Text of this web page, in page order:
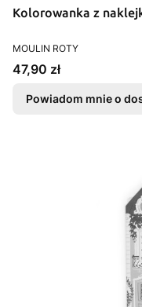
Kolorowanka z
PRODUCENT
MOULIN ROTY
Cena
47,90 zł
Powiadom mnie o